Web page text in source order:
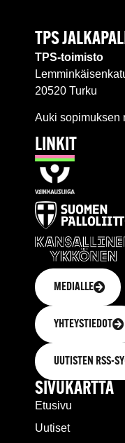
TPS
TPS-toimisto
20520 Turku
Auki sopimuksen
LINKIT
MEDIALLE
YHTEYSTIEDOT
UUTISTEN RSS-
SIVUKARTTA
Etusivu
Uutiset